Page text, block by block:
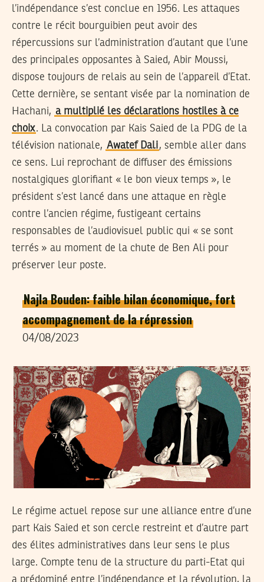
l’indépendance s’est conclue en 1956. Les attaques
contre le récit bourguibien peut avoir des
répercussions sur l’administration d’autant que l’une
des principales opposantes à Saied, Abir Moussi,
dispose toujours de relais au sein de l’appareil d’Etat.
Cette dernière, se sentant visée par la nomination de
Hachani, a multiplié les déclarations hostiles à ce
choix. La convocation par Kais Saied de la PDG de la
télévision nationale, Awatef Dali, semble aller dans
ce sens. Lui reprochant de diffuser des émissions
nostalgiques glorifiant « le bon vieux temps », le
président s’est lancé dans une attaque en règle
contre l’ancien régime, fustigeant certains
responsables de l’audiovisuel public qui « se sont
terrés » au moment de la chute de Ben Ali pour
préserver leur poste.
Najla Bouden: faible bilan économique, fort
accompagnement de la répression
04/08/2023
Le régime actuel repose sur une alliance entre d’une
part Kais Saied et son cercle restreint et d’autre part
des élites administratives dans leur sens le plus
large. Compte tenu de la structure du parti-Etat qui
a prédominé entre l’indépendance et la révolution, la